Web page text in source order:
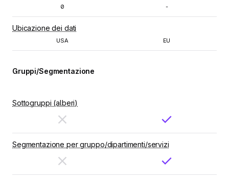
0 -
Ubicazione dei dati
USA EU
Gruppi/Segmentazione
Sottogruppi (alberi)
Segmentazione per gruppo/dipartimenti/servizi